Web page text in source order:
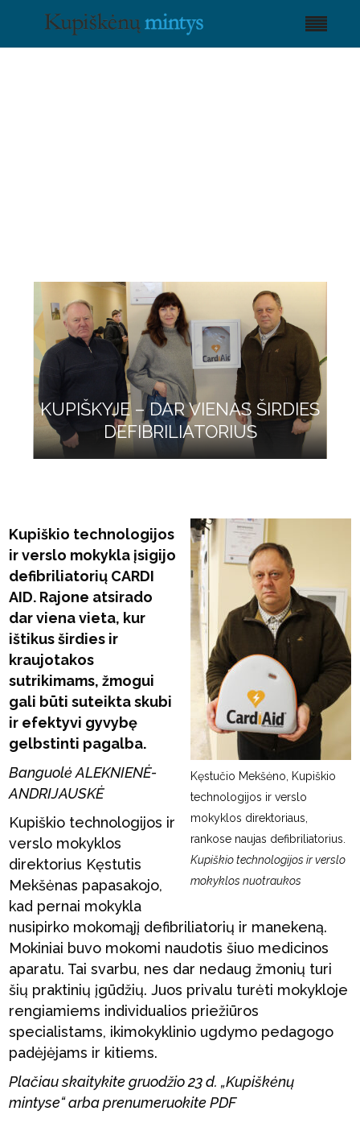
KUPIŠKYJE – DAR VIENAS ŠIRDIES
DEFIBRILIATORIUS
Kęstučio Mekšėno, Kupiškio
technologijos ir verslo
mokyklos direktoriaus,
rankose naujas defibriliatorius.
Kupiškio technologijos ir verslo
mokyklos nuotraukos
Kupiškio technologijos
ir verslo mokykla įsigijo
defibriliatorių CARDI
AID. Rajone atsirado
dar viena vieta, kur
ištikus širdies ir
kraujotakos
sutrikimams, žmogui
gali būti suteikta skubi
ir efektyvi gyvybę
gelbstinti pagalba.
Banguolė ALEKNIENĖ-
ANDRIJAUSKĖ
Kupiškio technologijos ir
verslo mokyklos
direktorius Kęstutis
Mekšėnas papasakojo,
kad pernai mokykla
nusipirko mokomąjį defibriliatorių ir manekeną.
Mokiniai buvo mokomi naudotis šiuo medicinos
aparatu. Tai svarbu, nes dar nedaug žmonių turi
šių praktinių įgūdžių. Juos privalu turėti mokykloje
rengiamiems individualios priežiūros
specialistams, ikimokyklinio ugdymo pedagogo
padėjėjams ir kitiems.
Plačiau skaitykite gruodžio 23 d. „Kupiškėnų
mintyse“ arba prenumeruokite PDF